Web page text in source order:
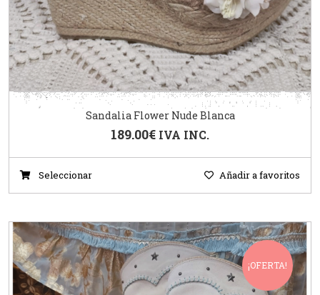
Sandalia Flower Nude Blanca
189.00€ IVA INC.
Seleccionar Añadir a favoritos
¡OFERTA!